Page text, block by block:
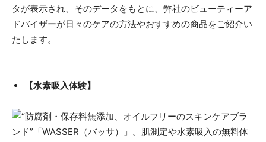
タが表示され、そのデータをもとに、弊社のビューティーア
ドバイザーが日々のケアの方法やおすすめの商品をご紹介い
たします。
【水素吸入体験】